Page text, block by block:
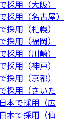
用（大阪）
用（名古屋）
用（札幌）
用（福岡）
用（川崎）
用（神戸）
用（京都）
採用（さいた
本で採用（広
本で採用（仙